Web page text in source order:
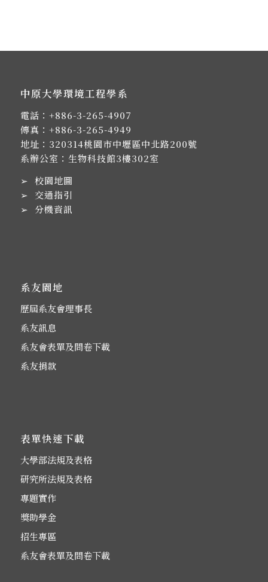
中原大學環境工程學系
電話： +886-3-265-4907
傳真：+886-3-265-4949
地址： 320314桃園市中壢區中北路200號
系辦公室：生物科技館3樓302室
➢ 校園地圖
➢ 交通指引
➢ 分機資訊
系友園地
歷屆系友會理事長
系友訊息
系友會表單及問卷下載
系友捐款
表單快速下載
大學部法規及表格
研究所法規及表格
專題實作
獎助學金
招生專區
系友會表單及問卷下載